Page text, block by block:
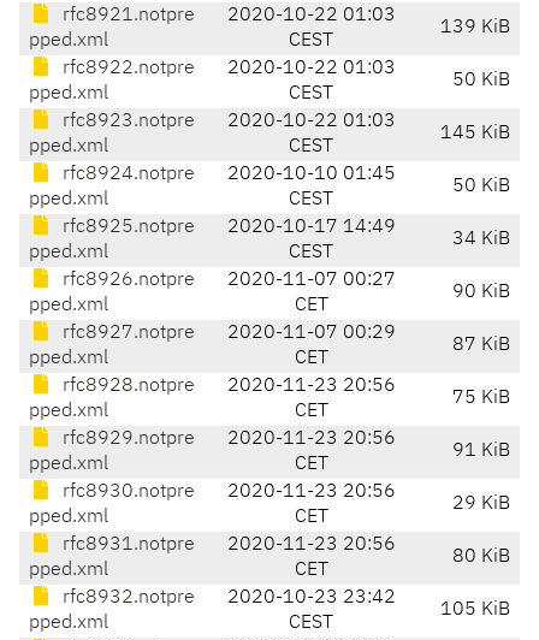
rfc8921.notpre
pped.xml
2020-10-22 01:03
CEST
139 KiB
rfc8922.notpre
pped.xml
2020-10-22 01:03
CEST
50 KiB
rfc8923.notpre
pped.xml
2020-10-22 01:03
CEST
145 KiB
rfc8924.notpre
pped.xml
2020-10-10 01:45
CEST
50 KiB
rfc8925.notpre
pped.xml
2020-10-17 14:49
CEST
34 KiB
rfc8926.notpre
pped.xml
2020-11-07 00:27
CET
90 KiB
rfc8927.notpre
pped.xml
2020-11-07 00:29
CET
87 KiB
rfc8928.notpre
pped.xml
2020-11-23 20:56
CET
75 KiB
rfc8929.notpre
pped.xml
2020-11-23 20:56
CET
91 KiB
rfc8930.notpre
pped.xml
2020-11-23 20:56
CET
29 KiB
rfc8931.notpre
pped.xml
2020-11-23 20:56
CET
80 KiB
rfc8932.notpre
pped.xml
2020-10-23 23:42
CEST
105 KiB